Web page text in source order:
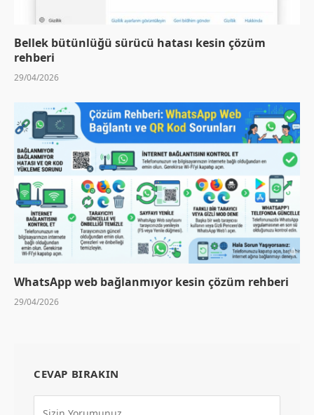
Bellek bütünlüğü sürücü hatası kesin çözüm
rehberi
29/04/2026
WhatsApp web bağlanmıyor kesin çözüm rehberi
29/04/2026
CEVAP BIRAKIN